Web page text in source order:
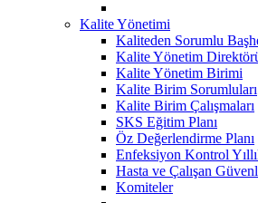
Kalite Yönetimi
Kaliteden Sorumlu
Kalite Yönetim
Kalite Yönetim Birimi
Kalite Birim Sorumluları
Kalite Birim Çalışmaları
SKS Eğitim Planı
Öz Değerlendirme Planı
Enfeksiyon Kontrol
Hasta ve Çalışan
Komiteler